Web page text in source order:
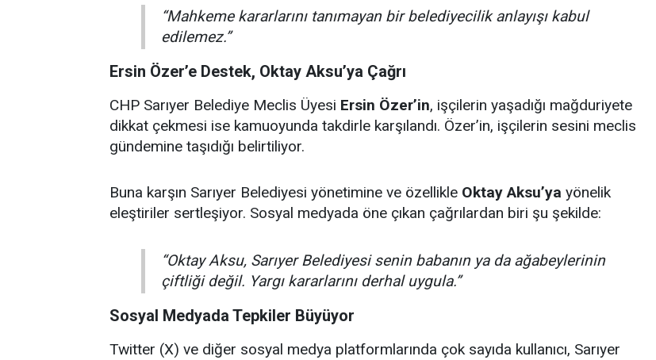
“Mahkeme kararlarını tanımayan bir belediyecilik anlayışı kabul
edilemez.”
Ersin Özer’e Destek, Oktay Aksu’ya Çağrı
CHP Sarıyer Belediye Meclis Üyesi Ersin Özer’in, işçilerin yaşadığı mağduriyete
dikkat çekmesi ise kamuoyunda takdirle karşılandı. Özer’in, işçilerin sesini meclis
gündemine taşıdığı belirtiliyor.
Buna karşın Sarıyer Belediyesi yönetimine ve özellikle Oktay Aksu’ya yönelik
eleştiriler sertleşiyor. Sosyal medyada öne çıkan çağrılardan biri şu şekilde:
“Oktay Aksu, Sarıyer Belediyesi senin babanın ya da ağabeylerinin
çiftliği değil. Yargı kararlarını derhal uygula.”
Sosyal Medyada Tepkiler Büyüyor
Twitter (X) ve diğer sosyal medya platformlarında çok sayıda kullanıcı, Sarıyer